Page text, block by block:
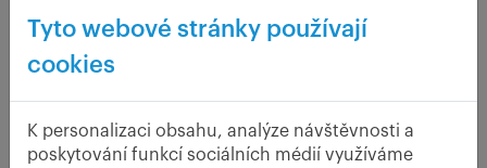
Husí svazek totiž trvá po celý život, což může být i více jak
čtyřicet let. Těmto svým ctnostem husa vděčí za to, že byla
poprvé v historii vyňata v zemi pyramid ze statutu pouhých
pod ochranu božstev. Od té doby byla husa zasvěcena bohyni
Isis, ochránkyni života a mateřství. Jíst husy směli jedině
Tyto webové stránky používají
cookies
K personalizaci obsahu, analýze návštěvnosti a
poskytování funkcí sociálních médií využíváme